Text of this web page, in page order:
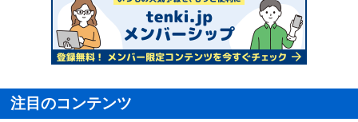
注目のコンテンツ